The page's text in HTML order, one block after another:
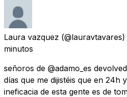
Laura vazquez
minutos
señoros de @adamo_es
días que me dijistéis que en 24h
ineficacia de esta gente es de